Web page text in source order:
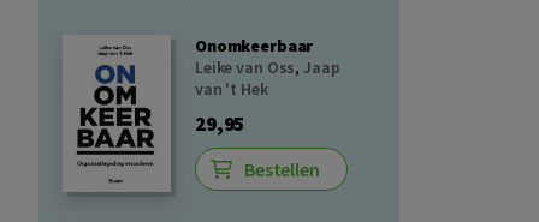
Onomkeerbaar
Leike van Oss,Jaap
van 't Hek
29,95
Bestellen